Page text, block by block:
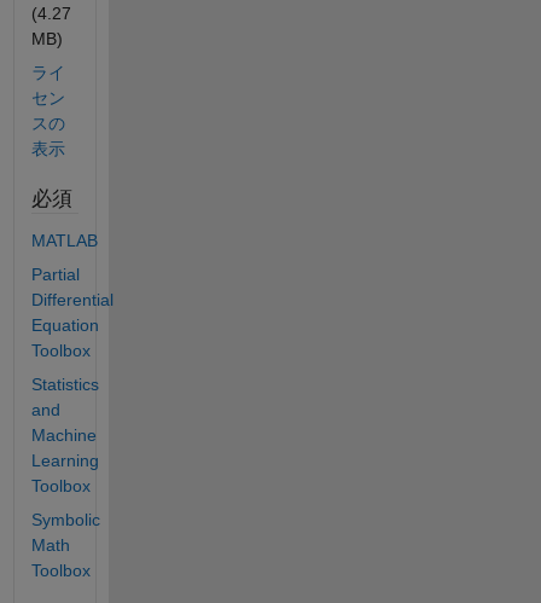
(4.27
MB)
ライ
セン
スの
表示
必須
MATLAB
Partial
Differential
Equation
Toolbox
Statistics
and
Machine
Learning
Toolbox
Symbolic
Math
Toolbox